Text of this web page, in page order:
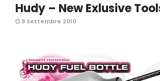
Hudy – New Exlusive
9 Settembre 2010